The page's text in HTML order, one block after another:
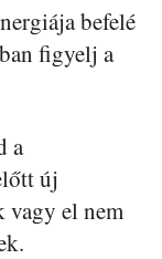
befelé
figyelj a
a
új
vagy el nem